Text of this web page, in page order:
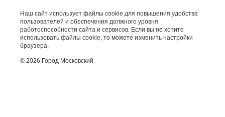
Наш сайт использует файлы cookie для повышения удобства
пользователей и обеспечения должного уровня
работоспособности сайта и сервисов. Если вы не хотите
использовать файлы cookie, то можете изменить настройки
браузера.
© 2026 Город Московский